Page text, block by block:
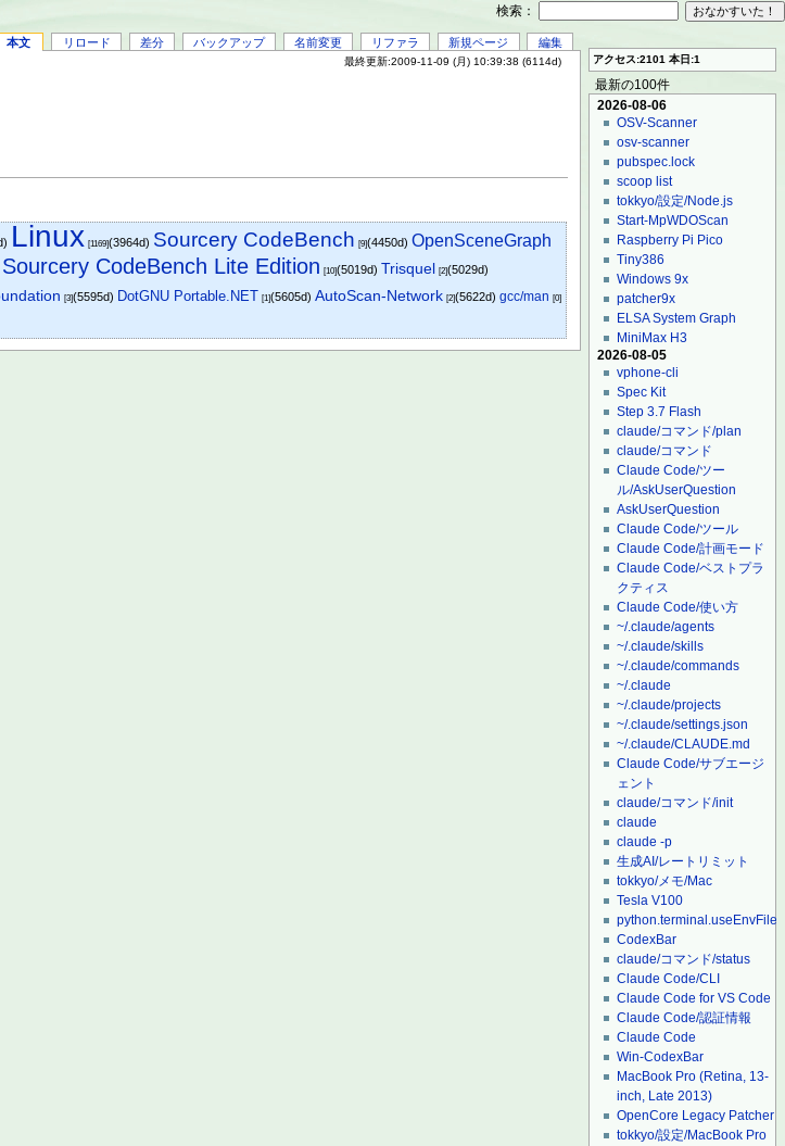
本文 リロード 差分 バックアップ 名前変更 リファラ 新規ページ 編集
最終更新:2009-11-09 (月) 10:39:38 (6114d)
Linux [1169](3964d) Sourcery CodeBench [9](4450d)OpenSceneGraph
Sourcery CodeBench Lite Edition [10](5019d) Trisquel [2](5029d)
[3](5595d) DotGNU Portable.NET [1](5605d)AutoScan-Network [2](5622d)gcc/man [0]
アクセス:2101 本日:1
最新の100件
2026-08-06
OSV-Scanner
osv-scanner
pubspec.lock
scoop list
tokkyo/設定/Node.js
Start-MpWDOScan
Raspberry Pi Pico
Tiny386
Windows 9x
patcher9x
ELSA System Graph
MiniMax H3
2026-08-05
vphone-cli
Spec Kit
Step 3.7 Flash
claude/コマンド/plan
claude/コマンド
Claude Code/ツー
ル/AskUserQuestion
AskUserQuestion
Claude Code/ツール
Claude Code/計画モード
Claude Code/ベストプラ
クティス
Claude Code/使い方
~/.claude/agents
~/.claude/skills
~/.claude/commands
~/.claude
~/.claude/projects
~/.claude/settings.json
~/.claude/CLAUDE.md
Claude Code/サブエージ
ェント
claude/コマンド/init
claude
claude -p
生成AI/レートリミット
tokkyo/メモ/Mac
Tesla V100
python.terminal.useEnvFile
CodexBar
claude/コマンド/status
Claude Code/CLI
Claude Code for VS Code
Claude Code/認証情報
Claude Code
Win-CodexBar
MacBook Pro (Retina, 13-
inch, Late 2013)
OpenCore Legacy Patcher
tokkyo/設定/MacBook Pro
検索：